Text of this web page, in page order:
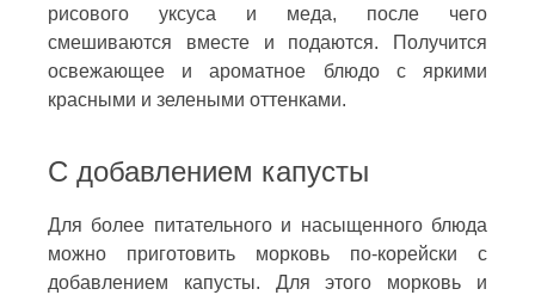
рисового уксуса и меда, после чего
смешиваются вместе и подаются. Получится
освежающее и ароматное блюдо с яркими
красными и зелеными оттенками.
С добавлением капусты
Для более питательного и насыщенного блюда
можно приготовить морковь по-корейски с
добавлением капусты. Для этого морковь и